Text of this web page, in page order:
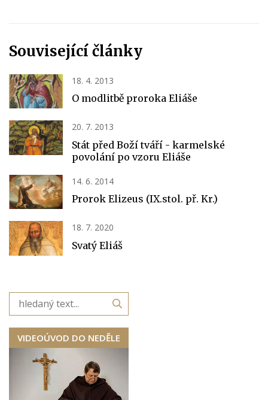
Související články
18. 4. 2013
O modlitbě proroka Eliáše
20. 7. 2013
Stát před Boží tváří - karmelské
povolání po vzoru Eliáše
14. 6. 2014
Prorok Elizeus (IX.stol. př. Kr.)
18. 7. 2020
Svatý Eliáš
VIDEOÚVOD DO NEDĚLE